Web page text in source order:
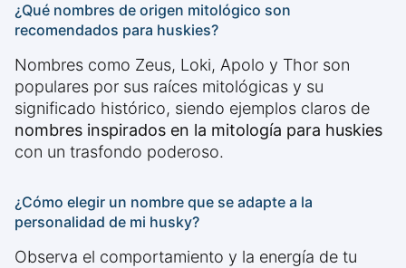
¿Qué nombres de origen mitológico son
recomendados para huskies?
Nombres como Zeus, Loki, Apolo y Thor son
populares por sus raíces mitológicas y su
significado histórico, siendo ejemplos claros de
nombres inspirados en la mitología para huskies
con un trasfondo poderoso.
¿Cómo elegir un nombre que se adapte a la
personalidad de mi husky?
Observa el comportamiento y la energía de tu